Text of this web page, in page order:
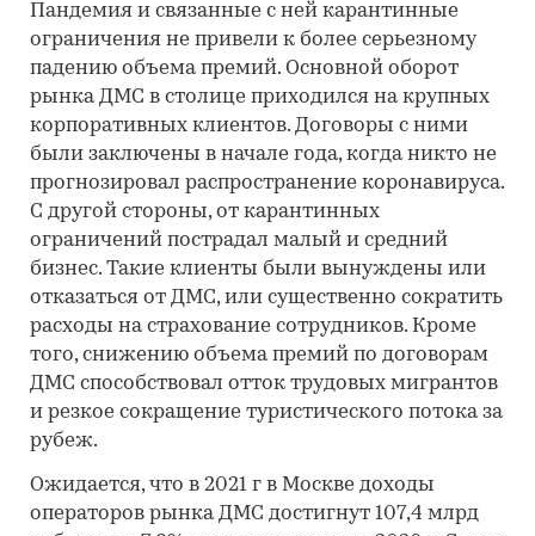
Пандемия и связанные с ней карантинные
ограничения не привели к более серьезному
падению объема премий. Основной оборот
рынка ДМС в столице приходился на крупных
корпоративных клиентов. Договоры с ними
были заключены в начале года, когда никто не
прогнозировал распространение коронавируса.
С другой стороны, от карантинных
ограничений пострадал малый и средний
бизнес. Такие клиенты были вынуждены или
отказаться от ДМС, или существенно сократить
расходы на страхование сотрудников. Кроме
того, снижению объема премий по договорам
ДМС способствовал отток трудовых мигрантов
и резкое сокращение туристического потока за
рубеж.
Ожидается, что в 2021 г в Москве доходы
операторов рынка ДМС достигнут 107,4 млрд